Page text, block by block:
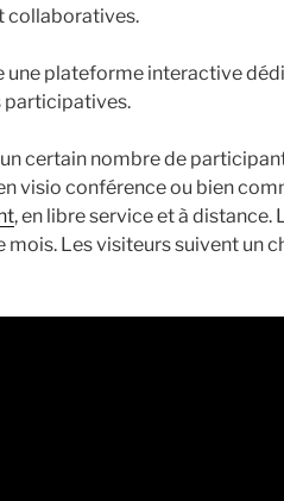
collaboratives.
une plateforme interactive
participatives.
certain nombre de
visio conférence ou bien
, en libre service et à distance.
Les visiteurs suivent un